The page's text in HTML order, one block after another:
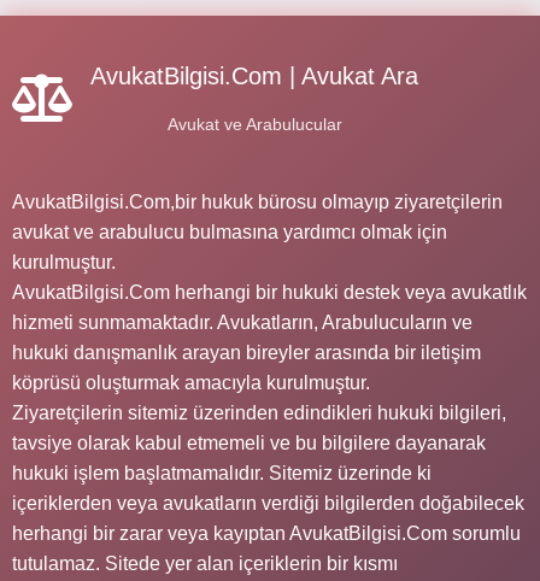
AvukatBilgisi.Com | Avukat Ara
Avukat ve Arabulucular
AvukatBilgisi.Com,bir hukuk bürosu olmayıp ziyaretçilerin
avukat ve arabulucu bulmasına yardımcı olmak için
kurulmuştur.
AvukatBilgisi.Com herhangi bir hukuki destek veya avukatlık
hizmeti sunmamaktadır. Avukatların, Arabulucuların ve
hukuki danışmanlık arayan bireyler arasında bir iletişim
köprüsü oluşturmak amacıyla kurulmuştur.
Ziyaretçilerin sitemiz üzerinden edindikleri hukuki bilgileri,
tavsiye olarak kabul etmemeli ve bu bilgilere dayanarak
hukuki işlem başlatmamalıdır. Sitemiz üzerinde ki
içeriklerden veya avukatların verdiği bilgilerden doğabilecek
herhangi bir zarar veya kayıptan AvukatBilgisi.Com sorumlu
tutulamaz. Sitede yer alan içeriklerin bir kısmı